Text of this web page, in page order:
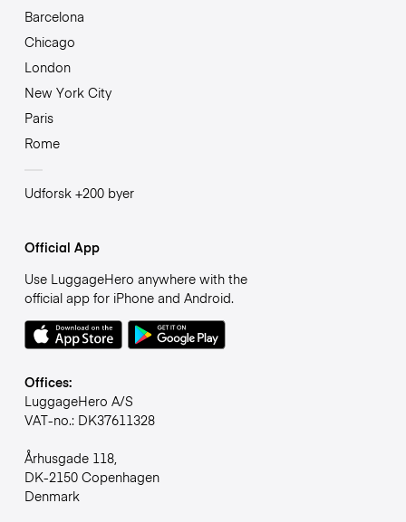
Barcelona
Chicago
London
New York City
Paris
Rome
Udforsk +200 byer
Official App
Use LuggageHero anywhere with the
official app for iPhone and Android.
Offices:
LuggageHero A/S
VAT-no.: DK37611328
Århusgade 118,
DK-2150 Copenhagen
Denmark